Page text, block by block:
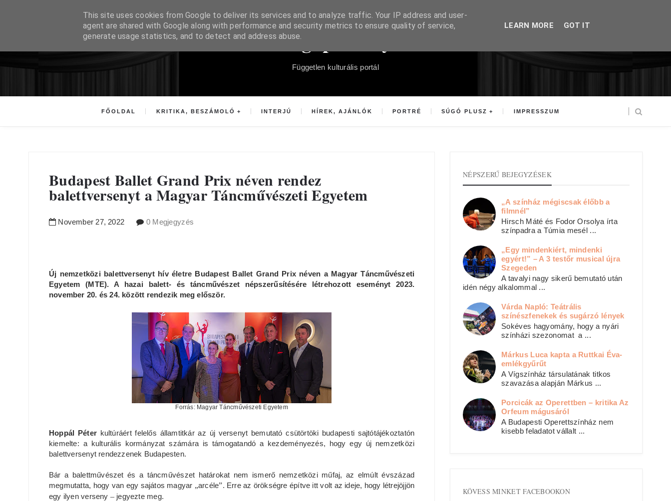
Súgópéldány
Független kulturális portál
FŐOLDAL KRITIKA, BESZÁMOLÓ INTERJÚ HÍREK, AJÁNLÓK PORTRÉ SÚGÓ PLUSZ IMPRESSZUM
Budapest Ballet Grand Prix néven rendez
balettversenyt a Magyar Táncművészeti Egyetem
November 27, 2022 0 Megjegyzés
Új nemzetközi balettversenyt hív életre Budapest Ballet Grand Prix néven a Magyar Táncművészeti
Egyetem (MTE). A hazai balett- és táncművészet népszerűsítésére létrehozott eseményt 2023.
november 20. és 24. között rendezik meg először.
Forrás: Magyar Táncművészeti Egyetem
Hoppál Péterkultúráért felelős államtitkár az új versenyt bemutató csütörtöki budapesti sajtótájékoztatón
kiemelte: a kulturális kormányzat számára is támogatandó a kezdeményezés, hogy egy új nemzetközi
balettversenyt rendezzenek Budapesten.
Bár a balettművészet és a táncművészet határokat nem ismerő nemzetközi műfaj, az elmúlt évszázad
megmutatta, hogy van egy sajátos magyar „arcéle”. Erre az örökségre építve itt volt az ideje, hogy létrejöjjön
egy ilyen verseny – jegyezte meg.
NÉPSZERŰ BEJEGYZÉSEK
„A színház mégiscsak élőbb a
filmnél”
Hirsch Máté és Fodor Orsolya írta
színpadra a Túmia mesél ...
„Egy mindenkiért, mindenki
egyért!” – A 3 testőr musical újra
Szegeden
A tavalyi nagy sikerű bemutató után
idén négy alkalommal ...
Várda Napló: Teátrális
színészfenekek és sugárzó lények
Sokéves hagyomány, hogy a nyári
színházi szezonomat a ...
Márkus Luca kapta a Ruttkai Éva-
emlékgyűrűt
A Vígszínház társulatának titkos
szavazása alapján Márkus ...
Porcicák az Operettben – kritika Az
Orfeum mágusáról
A Budapesti Operettszínház nem
kisebb feladatot vállalt ...
KÖVESS MINKET FACEBOOKON
This site uses cookies from Google to deliver its services and to analyze traffic. Your IP address and user-
agent are shared with Google along with performance and security metrics to ensure quality of service,
generate usage statistics, and to detect and address abuse.
LEARN MORE GOT IT